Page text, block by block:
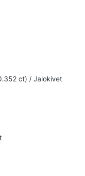
ct) / Jalokivet